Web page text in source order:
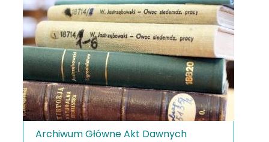
Archiwum Główne Akt Dawnych